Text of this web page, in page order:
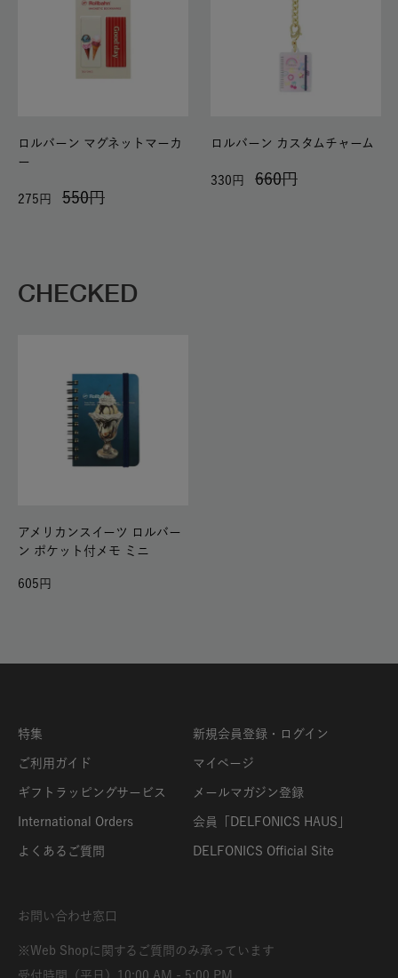
ロルバーン マグネットマーカ
ー
550
275
ロルバーン カスタムチャーム
660
330
CHECKED
アメリカンスイーツ ロルバー
ン ポケット付メモ ミニ
605
特集
ご利用ガイド
ギフトラッピングサービス
International Orders
よくあるご質問
新規会員登録・ログイン
マイページ
メールマガジン登録
会員「DELFONICS HAUS」
DELFONICS Official Site
お問い合わせ窓口
※Web Shopに関するご質問のみ承っています
受付時間（平日）10:00 AM - 5:00 PM